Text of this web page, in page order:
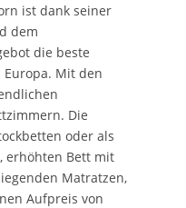
ist dank seiner
dem
die beste
Europa. Mit den
Die
oder als
erhöhten Bett mit
Matratzen,
Aufpreis von